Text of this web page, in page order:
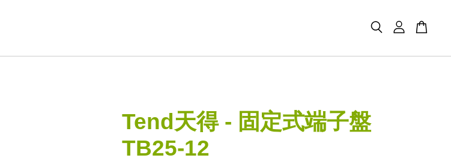
Tend天得 - 固定式端子盤
TB25-12